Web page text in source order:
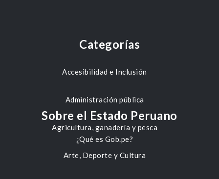
Categorías
Accesibilidad e Inclusión
Administración pública
Agricultura, ganadería y pesca
Arte, Deporte y Cultura
Sobre el Estado Peruano
¿Qué es Gob.pe?